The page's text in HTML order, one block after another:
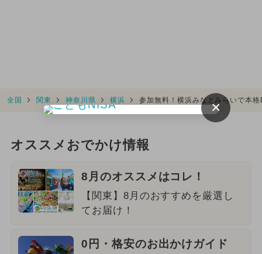
全国 関東 神奈川県 横浜 参加無料！横浜みなとみらいで本
オススメおでかけ情報
8月のオススメはコレ！
【関東】8月のおすすめを厳選し
てお届け！
0円・格安のお出かけガイド
×